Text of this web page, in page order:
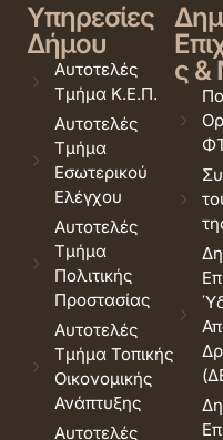
Υπηρεσίες
Δήμου
Αυτοτελές
Τμήμα Κ.Ε.Π.
Αυτοτελές
Τμήμα
Εσωτερικού
Ελέγχου
Αυτοτελές
Τμήμα
Πολιτικής
Προστασίας
Αυτοτελές
Τμήμα Τοπικής
Οικονομικής
Ανάπτυξης
Αυτοτελές
ς